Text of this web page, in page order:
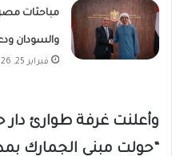
مباحثات
والسودان
فبراير 25, 2026
وأعلنت غرفة طوارئ
“حولت مبنى الجمارك